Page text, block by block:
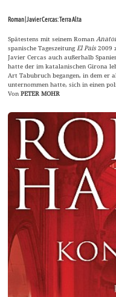
Roman | Javier Cercas: Terra Alta
Spätestens mit seinem Roman
spanische TageszeitungEl Pais 2009
Javier Cercas auch außerhalb
hatte der im katalanischen Girona
Art Tabubruch begangen, in dem er
unternommen hatte, sich in einen
VonPETER MOHR